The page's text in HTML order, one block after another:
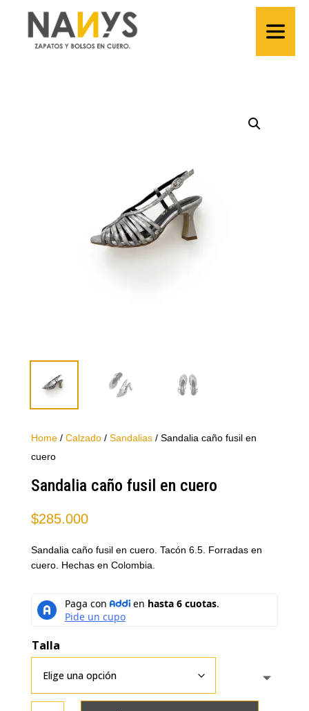
Home/ Calzado/ Sandalias/ Sandalia caño fusil en
cuero
Sandalia caño fusil en cuero
$285.000
Sandalia caño fusil en cuero. Tacón 6.5. Forradas en
cuero. Hechas en Colombia.
Talla